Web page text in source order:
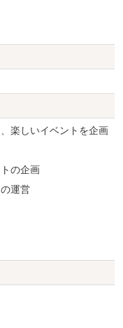
楽しいイベントを企画
の企画
運営